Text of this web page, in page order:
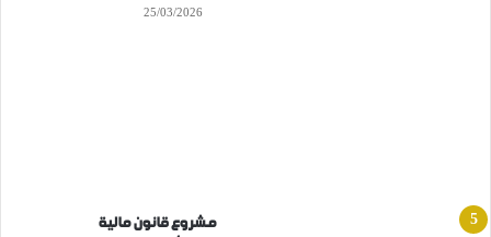
25/03/2026
مشروع قانون مالية